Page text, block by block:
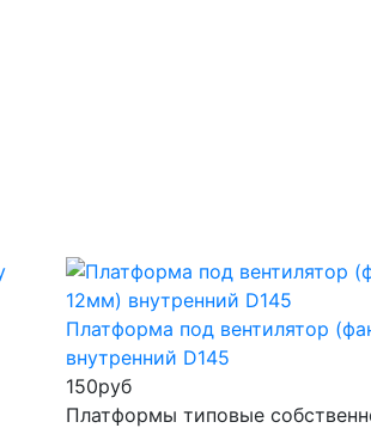
Платформа под вентилятор
внутренний D145
150руб
Платформы типовые